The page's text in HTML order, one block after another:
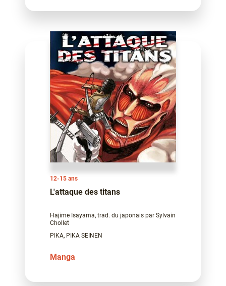
12-15 ans
L'attaque des titans
Hajime Isayama, trad. du japonais par Sylvain
Chollet
PIKA, PIKA SEINEN
Manga